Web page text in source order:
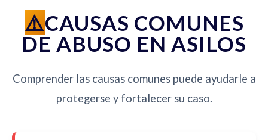
CAUSAS COMUNES
DE ABUSO EN ASILOS
Comprender las causas comunes puede ayudarle a
protegerse y fortalecer su caso.